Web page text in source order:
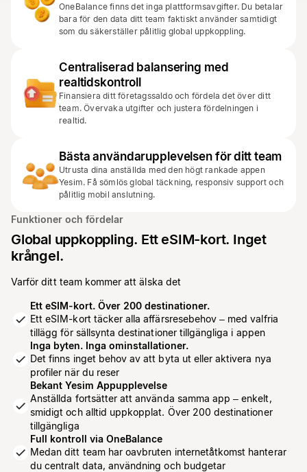
OneBalance finns det inga plattformsavgifter. Du betalar
bara för den data ditt team faktiskt använder samtidigt
som du säkerställer pålitlig global uppkoppling.
Centraliserad balansering med
realtidskontroll
Finansiera ditt företagssaldo och fördela det över ditt
team. Övervaka utgifter och justera fördelningen i
realtid.
Bästa användarupplevelsen för ditt team
Utrusta dina anställda med den högt rankade appen
Yesim. Få sömlös global täckning, responsiv support och
pålitlig mobil anslutning.
Funktioner och fördelar
Global uppkoppling. Ett eSIM-kort. Inget
krångel.
Varför ditt team kommer att älska det
Ett eSIM-kort. Över 200 destinationer.
Ett eSIM-kort täcker alla affärsresebehov – med valfria
tillägg för sällsynta destinationer tillgängliga i appen
Inga byten. Inga ominstallationer.
Det finns inget behov av att byta ut eller aktivera nya
profiler när du reser
Bekant Yesim Appupplevelse
Anställda fortsätter att använda samma app – enkelt,
smidigt och alltid uppkopplat. Över 200 destinationer
tillgängliga
Full kontroll via OneBalance
Medan ditt team har oavbruten internetåtkomst hanterar
du centralt data, användning och budgetar